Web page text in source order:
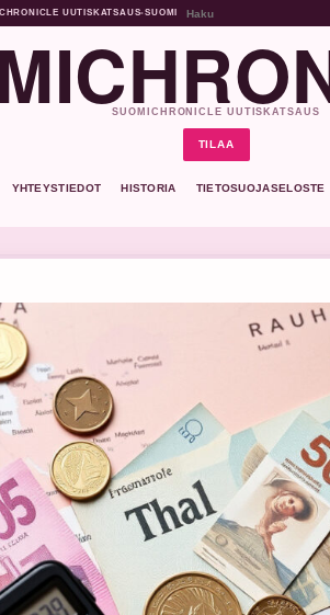
UUTISKATSAUS•SUOMI
SUOMICHRONICLE UUTISKATSAUS
TILAA
YHTEYSTIEDOT HISTORIA TIETOSUOJASELOSTE